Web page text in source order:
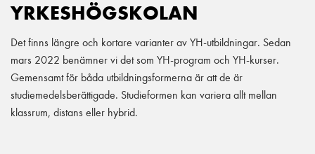
YRKESHÖGSKOLAN
Det finns längre och kortare varianter av YH-utbildningar. Sedan
mars 2022 benämner vi det som YH-program och YH-kurser.
Gemensamt för båda utbildningsformerna är att de är
studiemedelsberättigade. Studieformen kan variera allt mellan
klassrum, distans eller hybrid.